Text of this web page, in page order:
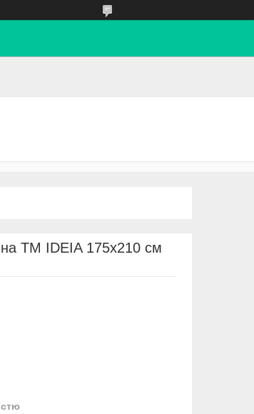
ТМ IDEIA 175х210 см